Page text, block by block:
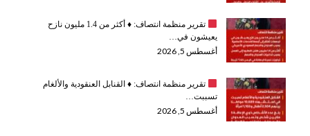
تقرير منظمة انتصاف: ♦️
أكثر من 1.4 مليون نازح
يعيشون في…
أغسطس 5, 2026
تقرير منظمة انتصاف: ♦️القنابل العنقودية والألغام
تسببت…
أغسطس 5, 2026